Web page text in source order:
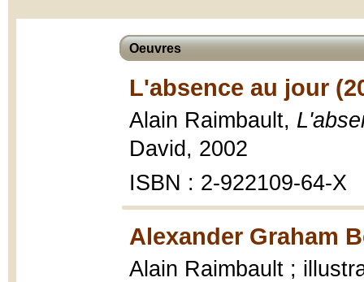
Oeuvres
L'absence au jour
Alain Raimbault,
David, 2002
ISBN : 2-922109-64-X
Alexander Graham
Alain Raimbault ;